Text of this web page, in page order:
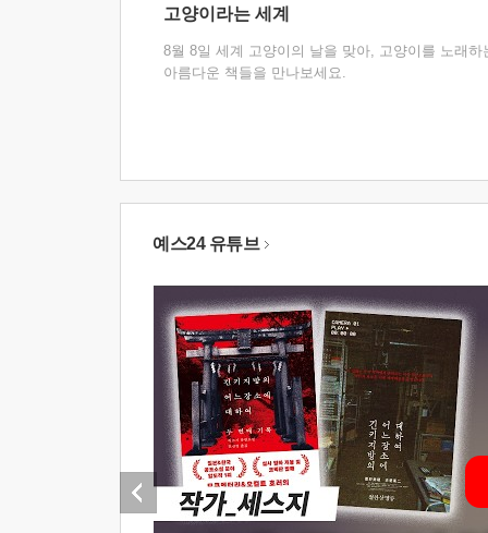
고양이라는 세계
8월 8일 세계 고양이의 날을 맞아, 고양이를 노래하
아름다운 책들을 만나보세요.
예스24 유튜브